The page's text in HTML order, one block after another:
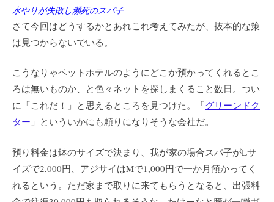
水やりが失敗し瀕死のスパ子
さて今回はどうするかとあれこれ考えてみたが、抜本的な策
は見つからないでいる。
こうなりゃペットホテルのようにどこか預かってくれるとこ
ろは無いものか、と色々ネットを探しまくること数日。つい
に「これだ！」と思えるところを見つけた。「グリーンドク
ター 」といういかにも頼りになりそうな会社だ。
預り料金は鉢のサイズで決まり、我が家の場合スパ子がLサ
イズで2,000円、アジサイはMで1,000円で一か月預かってく
れるという。ただ家まで取りに来てもらうとなると、出張料